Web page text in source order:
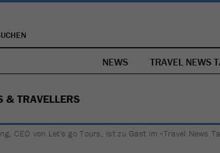
NEWS TRAVEL NEWS
& TRAVELLERS
CEO von Let's go Tours, ist zu Gast im «Travel News